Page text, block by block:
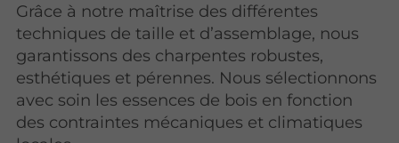
Grâce à notre maîtrise des différentes
techniques de taille et d’assemblage, nous
garantissons des charpentes robustes,
esthétiques et pérennes. Nous sélectionnons
avec soin les essences de bois en fonction
des contraintes mécaniques et climatiques